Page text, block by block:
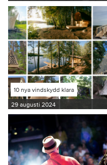
10 nya vindskydd klara
29 augusti 2024